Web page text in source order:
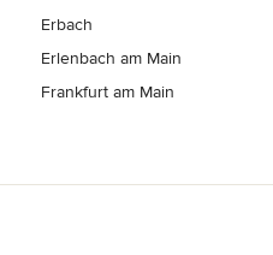
Erbach
Erlenbach am Main
Frankfurt am Main